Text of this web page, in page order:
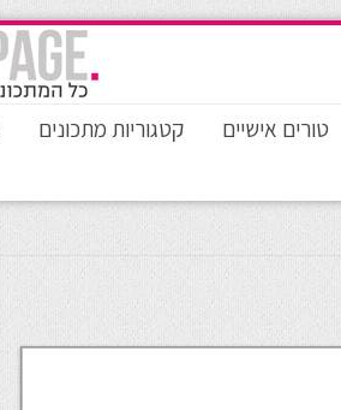
טורים אישיים קטגוריות מתכונים